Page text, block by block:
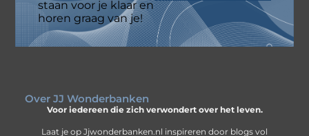
staan voor je klaar en
horen graag van je!
Over JJ Wonderbanken
Voor iedereen die zich verwondert over het leven.
Laat je op Jjwonderbanken.nl inspireren door blogs vol